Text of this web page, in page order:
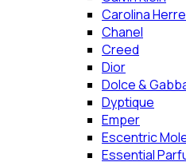
Carolina
Chanel
Creed
Dior
Dolce &
Dyptique
Emper
Escentric
Essential